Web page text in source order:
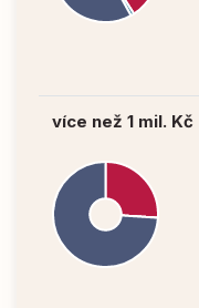
více než 1 mil. Kč